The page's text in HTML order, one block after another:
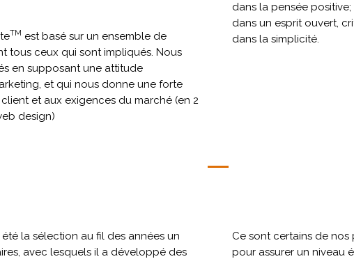
TM est basé sur un ensemble de
tous ceux qui sont impliqués. Nous
en supposant une attitude
et qui nous donne une forte
et aux exigences du marché (en 2
design)
dans la pensée positive;
dans un esprit ouvert,
dans la simplicité.
été la sélection au fil des années un
avec lesquels il a développé des
Ce sont certains de nos
pour assurer un niveau